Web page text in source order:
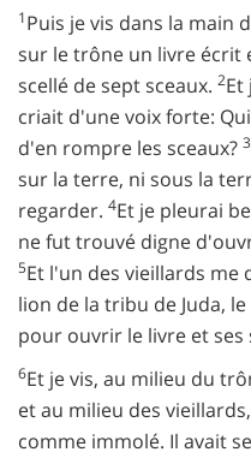
1Puis je vis dans la main
sur le trône un livre écrit
scellé de sept sceaux. 2Et
criait d'une voix forte:
d'en rompre les sceaux? 3
sur la terre, ni sous la
regarder. 4Et je pleurai
ne fut trouvé digne
5Et l'un des vieillards me
lion de la tribu de Juda,
pour ouvrir le livre et ses
6Et je vis, au milieu du
et au milieu des
comme immolé. Il avait